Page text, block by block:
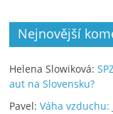
Nejnovější
Helena Slowiková:
aut na Slovensku?
Pavel:Váha vzduchu: